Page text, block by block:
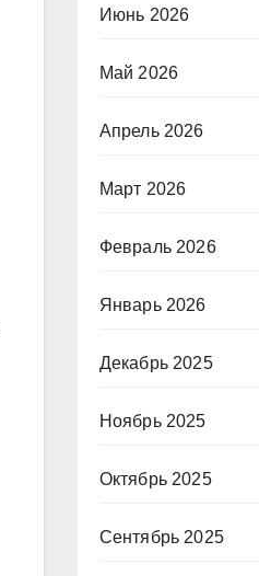
Июнь 2026
Май 2026
Апрель 2026
Март 2026
Февраль 2026
Январь 2026
Декабрь 2025
Ноябрь 2025
Октябрь 2025
Сентябрь 2025